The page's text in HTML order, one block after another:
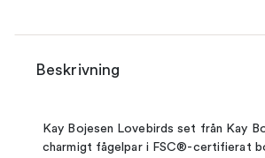
Beskrivning
Kay Bojesen Lovebirds set från Kay
charmigt fågelpar i FSC®-certifierat